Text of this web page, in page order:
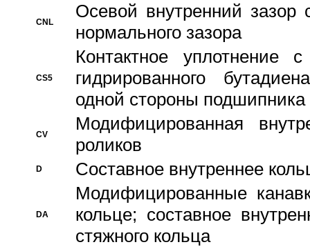
CNL
Осевой внутренний зазор
нормального зазора
CS5
Контактное уплотнение
гидрированного
одной стороны подшипника
CV
Модифицированная
роликов
D Составное внутреннее
DA
Модифицированные
кольце; составное
стяжного кольца